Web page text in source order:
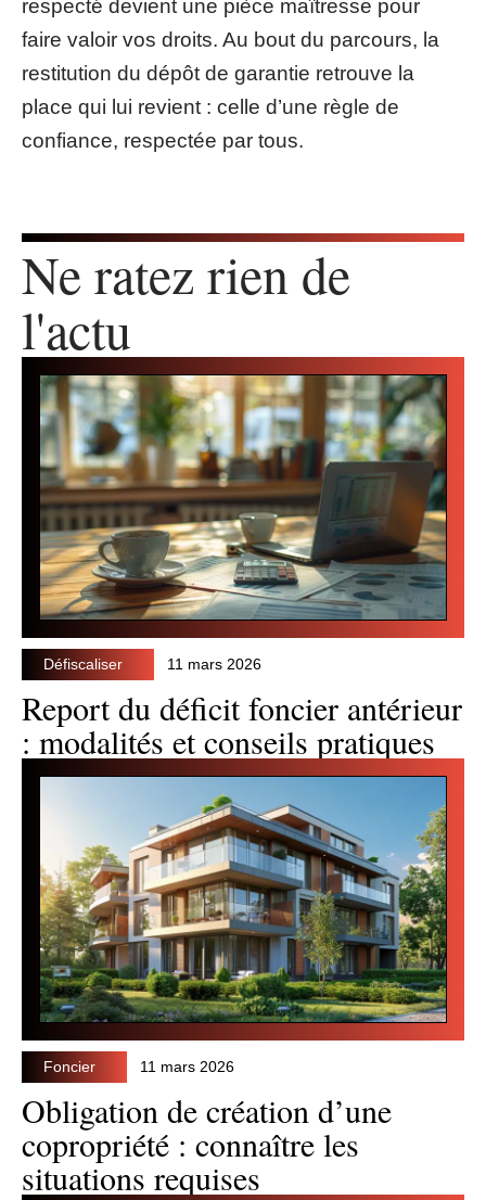
respecté devient une pièce maîtresse pour
faire valoir vos droits. Au bout du parcours, la
restitution du dépôt de garantie retrouve la
place qui lui revient : celle d’une règle de
confiance, respectée par tous.
Ne ratez rien de
l'actu
Défiscaliser 11 mars 2026
Report du déficit foncier antérieur
: modalités et conseils pratiques
Foncier 11 mars 2026
Obligation de création d’une
copropriété : connaître les
situations requises